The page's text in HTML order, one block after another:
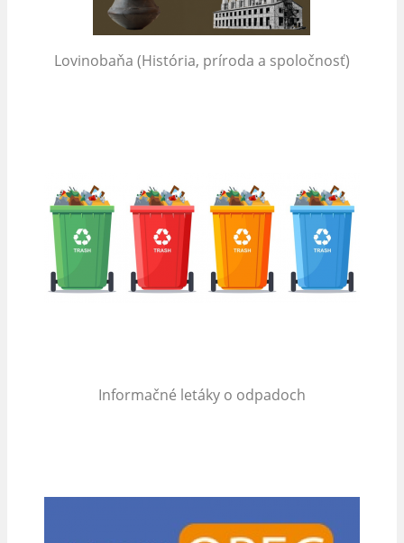
Lovinobaňa (História, príroda a spoločnosť)
Informačné letáky o odpadoch